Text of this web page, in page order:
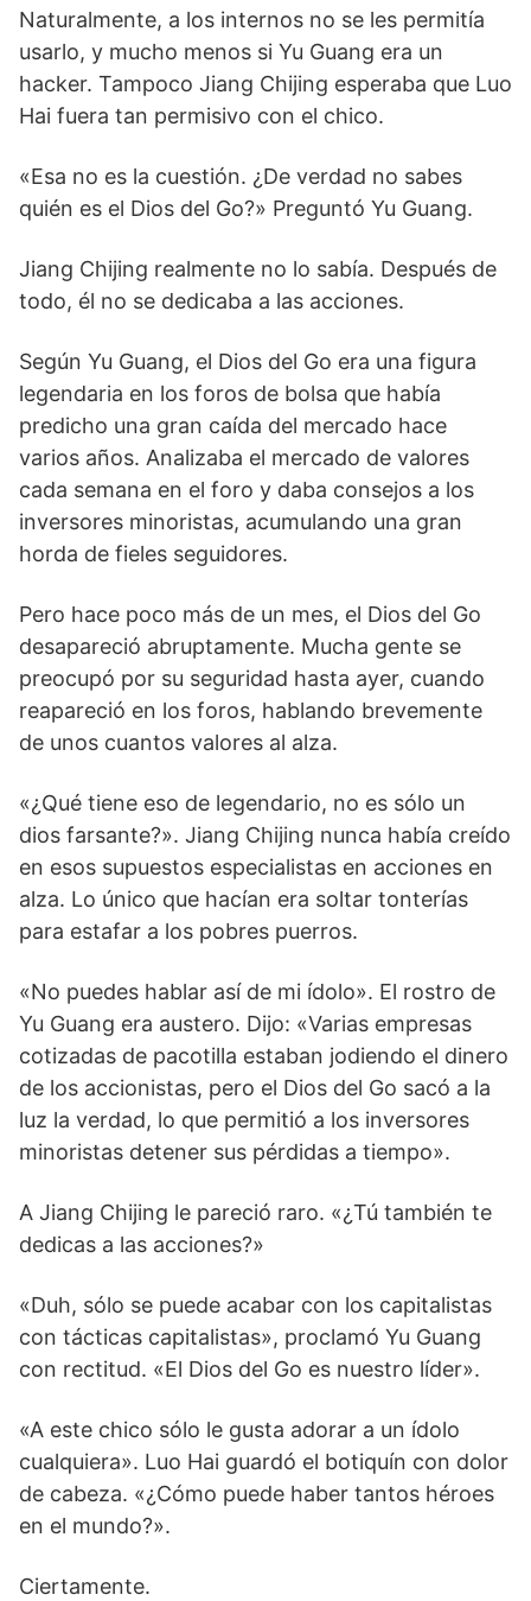
Naturalmente, a los internos no se les permitía
usarlo, y mucho menos si Yu Guang era un
hacker. Tampoco Jiang Chijing esperaba que Luo
Hai fuera tan permisivo con el chico.
«Esa no es la cuestión. ¿De verdad no sabes
quién es el Dios del Go?» Preguntó Yu Guang.
Jiang Chijing realmente no lo sabía. Después de
todo, él no se dedicaba a las acciones.
Según Yu Guang, el Dios del Go era una figura
legendaria en los foros de bolsa que había
predicho una gran caída del mercado hace
varios años. Analizaba el mercado de valores
cada semana en el foro y daba consejos a los
inversores minoristas, acumulando una gran
horda de fieles seguidores.
Pero hace poco más de un mes, el Dios del Go
desapareció abruptamente. Mucha gente se
preocupó por su seguridad hasta ayer, cuando
reapareció en los foros, hablando brevemente
de unos cuantos valores al alza.
«¿Qué tiene eso de legendario, no es sólo un
dios farsante?». Jiang Chijing nunca había creído
en esos supuestos especialistas en acciones en
alza. Lo único que hacían era soltar tonterías
para estafar a los pobres puerros.
«No puedes hablar así de mi ídolo». El rostro de
Yu Guang era austero. Dijo: «Varias empresas
cotizadas de pacotilla estaban jodiendo el dinero
de los accionistas, pero el Dios del Go sacó a la
luz la verdad, lo que permitió a los inversores
minoristas detener sus pérdidas a tiempo».
A Jiang Chijing le pareció raro. «¿Tú también te
dedicas a las acciones?»
«Duh, sólo se puede acabar con los capitalistas
con tácticas capitalistas», proclamó Yu Guang
con rectitud. «El Dios del Go es nuestro líder».
«A este chico sólo le gusta adorar a un ídolo
cualquiera». Luo Hai guardó el botiquín con dolor
de cabeza. «¿Cómo puede haber tantos héroes
en el mundo?».
Ciertamente.